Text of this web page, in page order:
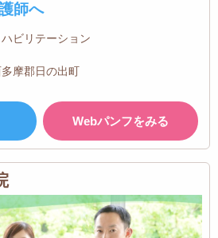
師へ
ビリテーション
摩郡日の出町
Webパンフをみる